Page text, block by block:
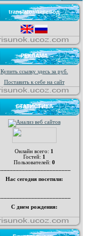
translator/перевод
РЕКЛАМА
Купить ссылку здесь за руб.
Поставить к себе на сайт
СТАТИСТИКА
Онлайн всего: 1
Гостей: 1
Пользователей: 0
Нас сегодня посетили:
С днем рождения: